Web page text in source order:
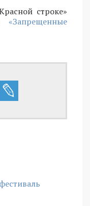
строке»